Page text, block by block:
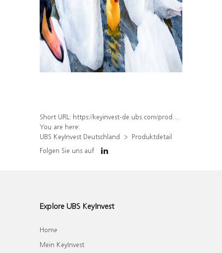
Short URL: https://keyinvest-de.ubs.com/produkt/detail/index/isin/DE000WA8H688
You are here:
UBS KeyInvest Deutschland
Produktdetail
Folgen Sie uns auf
Explore UBS KeyInvest
Home
Mein KeyInvest